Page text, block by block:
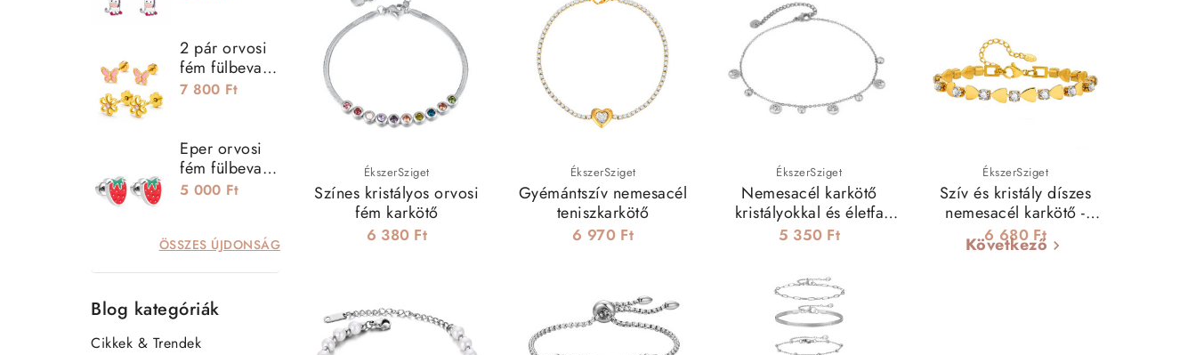
2 pár orvosi
fém fülbevaló
szett - virág és
7 800 Ft
Eper orvosi
fém fülbevaló,
csavaros
5 000 Ft
ÖSSZES ÚJDONSÁG
Blog kategóriák
Cikkek & Trendek
ÉkszerSziget
Színes kristályos orvosi
fém karkötő
6 380 Ft
ÉkszerSziget
Gyémántszív nemesacél
teniszkarkötő
6 970 Ft
ÉkszerSziget
Nemesacél karkötő
kristályokkal és életfa
charmokkal
5 350 Ft
ÉkszerSziget
Szív és kristály díszes
nemesacél karkötő -
arany
6 680 Ft
Következő 